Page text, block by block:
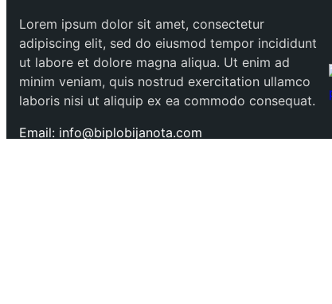
Lorem ipsum dolor sit amet, consectetur
adipiscing elit, sed do eiusmod tempor incididunt
ut labore et dolore magna aliqua. Ut enim ad
minim veniam, quis nostrud exercitation ullamco
laboris nisi ut aliquip ex ea commodo consequat.
Email: info@biplobijanota.com